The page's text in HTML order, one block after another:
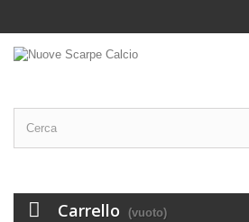
Carrello (vuoto)